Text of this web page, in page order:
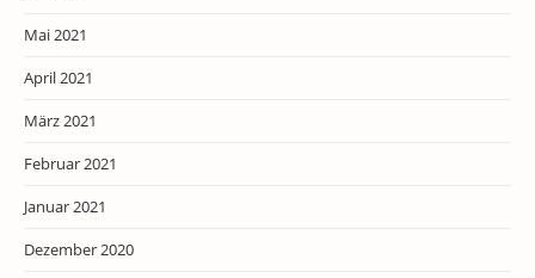
Mai 2021
April 2021
März 2021
Februar 2021
Januar 2021
Dezember 2020